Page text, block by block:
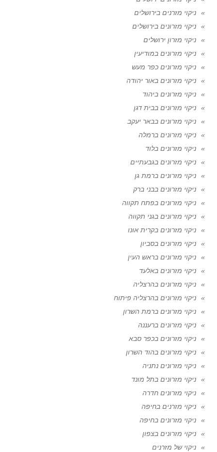
ניקוי מזרנים בירושלים
ניקוי מזרונים בירושלים
ניקוי מזרון ירושלים
ניקוי מזרונים במודיעין
ניקוי מזרונים כפר מעש
ניקוי מזרונים באור יהודה
ניקוי מזרונים ביהוד
ניקוי מזרונים בבית דגן
ניקוי מזרונים בבאר יעקב
ניקוי מזרונים ברמלה
ניקוי מזרונים בלוד
ניקוי מזרונים בגבעתיים
ניקוי מזרונים ברמת גן
ניקוי מזרונים בבני ברק
ניקוי מזרונים בפתח תקווה
ניקוי מזרונים בגני תקווה
ניקוי מזרונים בקרית אונו
ניקוי מזרונים בסביון
ניקוי מזרונים בראש העין
ניקוי מזרונים באלעד
ניקוי מזרונים בהרצליה
ניקוי מזרונים בהרצליה פיתוח
ניקוי מזרונים ברמת השרון
ניקוי מזרונים ברעננה
ניקוי מזרונים בכפר סבא
ניקוי מזרונים בהוד השרון
ניקוי מזרונים נתניה
ניקוי מזרונים בתל מונד
ניקוי מזרונים חדרה
ניקוי מזרנים בחיפה
ניקוי מזרונים בחיפה
ניקוי מזרונים בצפון
ניקוי של מזרנים